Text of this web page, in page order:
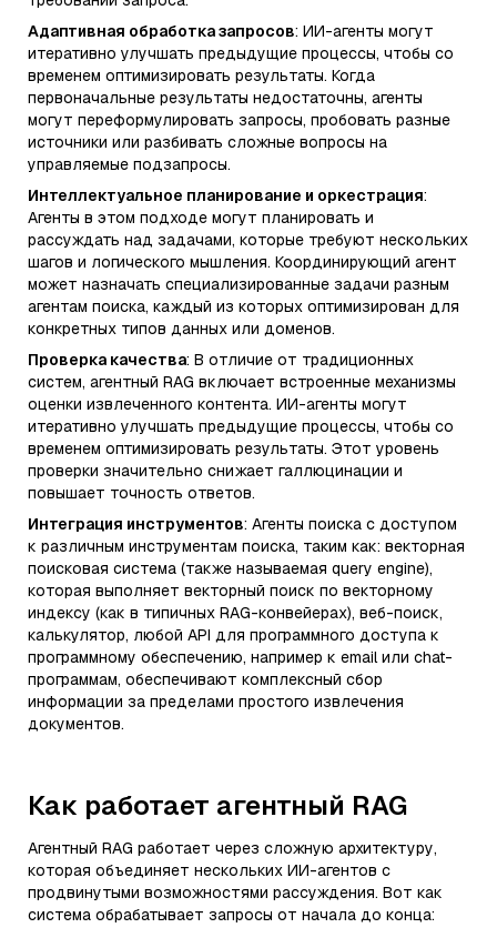
Адаптивная обработка запросов: ИИ-агенты могут
итеративно улучшать предыдущие процессы, чтобы со
временем оптимизировать результаты. Когда
первоначальные результаты недостаточны, агенты
могут переформулировать запросы, пробовать разные
источники или разбивать сложные вопросы на
управляемые подзапросы.
Интеллектуальное планирование и оркестрация:
Агенты в этом подходе могут планировать и
рассуждать над задачами, которые требуют нескольких
шагов и логического мышления. Координирующий агент
может назначать специализированные задачи разным
агентам поиска, каждый из которых оптимизирован для
конкретных типов данных или доменов.
Проверка качества: В отличие от традиционных
систем, агентный RAG включает встроенные механизмы
оценки извлеченного контента. ИИ-агенты могут
итеративно улучшать предыдущие процессы, чтобы со
временем оптимизировать результаты. Этот уровень
проверки значительно снижает галлюцинации и
повышает точность ответов.
Интеграция инструментов: Агенты поиска с доступом
к различным инструментам поиска, таким как: векторная
поисковая система (также называемая query engine),
которая выполняет векторный поиск по векторному
индексу (как в типичных RAG-конвейерах), веб-поиск,
калькулятор, любой API для программного доступа к
программному обеспечению, например к email или chat-
программам, обеспечивают комплексный сбор
информации за пределами простого извлечения
документов.
Как работает агентный RAG
Агентный RAG работает через сложную архитектуру,
которая объединяет нескольких ИИ-агентов с
продвинутыми возможностями рассуждения. Вот как
система обрабатывает запросы от начала до конца: